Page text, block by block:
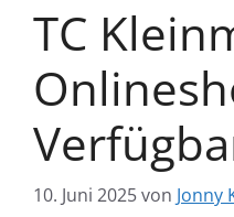
TC
10. Juni 2025von Jonny